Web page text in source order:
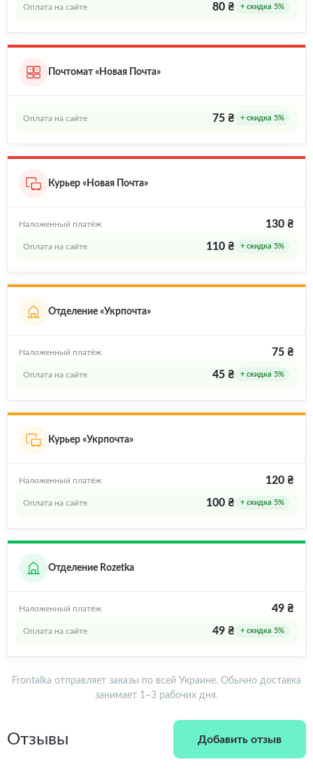
Оплата на сайте 80 ₴ + скидка 5%
Почтомат «Новая Почта»
Оплата на сайте 75 ₴ + скидка 5%
Курьер «Новая Почта»
Наложенный платёж 130 ₴
Оплата на сайте 110 ₴ + скидка 5%
Отделение «Укрпочта»
Наложенный платёж 75 ₴
Оплата на сайте 45 ₴ + скидка 5%
Курьер «Укрпочта»
Наложенный платёж 120 ₴
Оплата на сайте 100 ₴ + скидка 5%
Отделение Rozetka
Наложенный платёж 49 ₴
Оплата на сайте 49 ₴ + скидка 5%
Frontalka отправляет заказы по всей Украине. Обычно доставка
занимает 1–3 рабочих дня.
Отзывы Добавить отзыв